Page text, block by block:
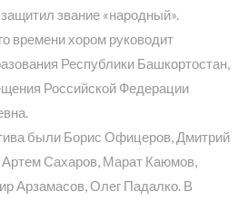
звание «народный».
времени хором руководит
Республики Башкортостан,
Российской Федерации
были Борис Офицеров, Дмитрий
Сахаров, Марат Каюмов,
Арзамасов, Олег Падалко. В